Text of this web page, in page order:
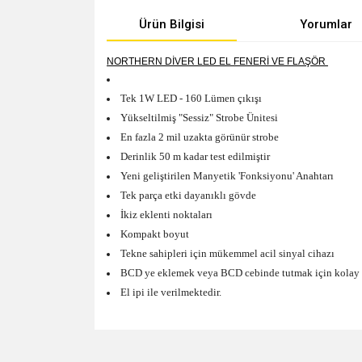
Ürün Bilgisi Yorumlar
NORTHERN DİVER LED EL FENERİ VE FLAŞÖR
Tek 1W LED - 160 Lümen çıkışı
Yükseltilmiş "Sessiz" Strobe Ünitesi
En fazla 2 mil uzakta görünür strobe
Derinlik 50 m kadar test edilmiştir
Yeni geliştirilen Manyetik 'Fonksiyonu' Anahtarı
Tek parça etki dayanıklı gövde
İkiz eklenti noktaları
Kompakt boyut
Tekne sahipleri için mükemmel acil sinyal cihazı
BCD ye eklemek veya BCD cebinde tutmak için kolay
El ipi ile verilmektedir.